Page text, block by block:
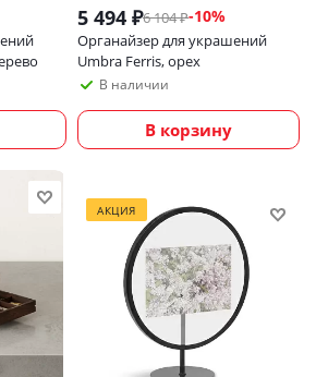
5 494 ₽6 104₽-10%
Органайзер для украшений
Umbra Ferris, орех
В наличии
В корзину
АКЦИЯ